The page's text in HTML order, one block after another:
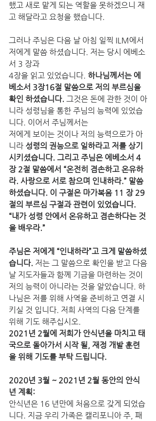
했고 새로 맡게 되는 역할을 못하겠으니 재
고 해달라고 요청을 했습니다.
그러나 주님은 다음 날 아침 일찍 ILM에서
저에게 말씀 하셨습니다. 저는 당시 에베소
서 3 장과
4장을 읽고 있었습니다. 하나님께서는 에
베소서 3장16절 말씀으로 저의 부르심을
확인 하셨습니다. 그것은 돈에 관한 것이 아
니라 성령님을 통한 주님의 능력에 있었습
니다. 이어서 주님께서는
저에게 보이는 것이나 저의 능력으로가 아
니라 성령의 권능으로 일하라고 저를 상기
시키셨습니다. 그리고 주님은 에베소서 4
장 2절 말씀에서 “온전히 겸손하고 온유하
라. 사랑으로 서로 참으며 인내하라.” 말씀
하셨습니다. 이 구절은 마가복음 11 장 29
절의 부르심 구절과 관련이 있었습니다.
“내가 성령 안에서 온유하고 겸손하다는 것
을 배우라.”
주님은 저에게 “인내하라”고 크게 말씀하셨
습니다. 저는 그 말씀으로 확인을 받고 다음
날 지도자들과 함께 기금을 마련하는 것이
저의 능력이 아니라는 것을 알았습니다. 하
나님은 저를 위해 사역을 준비하고 연결 시
키실 것 입니다. 저희 사역의 다음 단계를
위해 기도 해주십시오.
2021년 2월에 저희가 안식년을 마치고 태
국으로 돌아가서 시작 될, 재정 개발 훈련
을 위해 기도를 부탁 드립니다.
2020년 3월 ~ 2021년 2월 동안의 안식
년 계획:
안식년은 16 년만에 처음으로 갖게 되었습
니다. 지금 우리 가족은 캘리포니아 주, 패